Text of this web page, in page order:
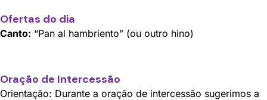
Ofertas do dia
Canto: “Pan al hambriento” (ou outro hino)
Oração de Intercessão
Orientação: Durante a oração de intercessão sugerimos a